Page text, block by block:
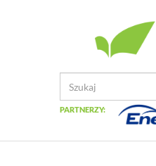
PARTNERZY: